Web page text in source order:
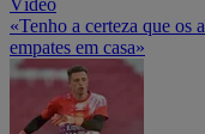
«Tenho a certeza que os
empates em casa»